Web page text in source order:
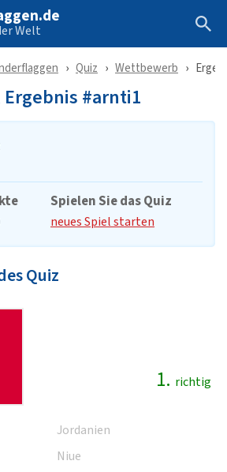
Welt
Quiz Wettbewerb
#arnti1
Spielen Sie das Quiz
neues Spiel starten
Quiz
1. richtig
Jordanien
Niue